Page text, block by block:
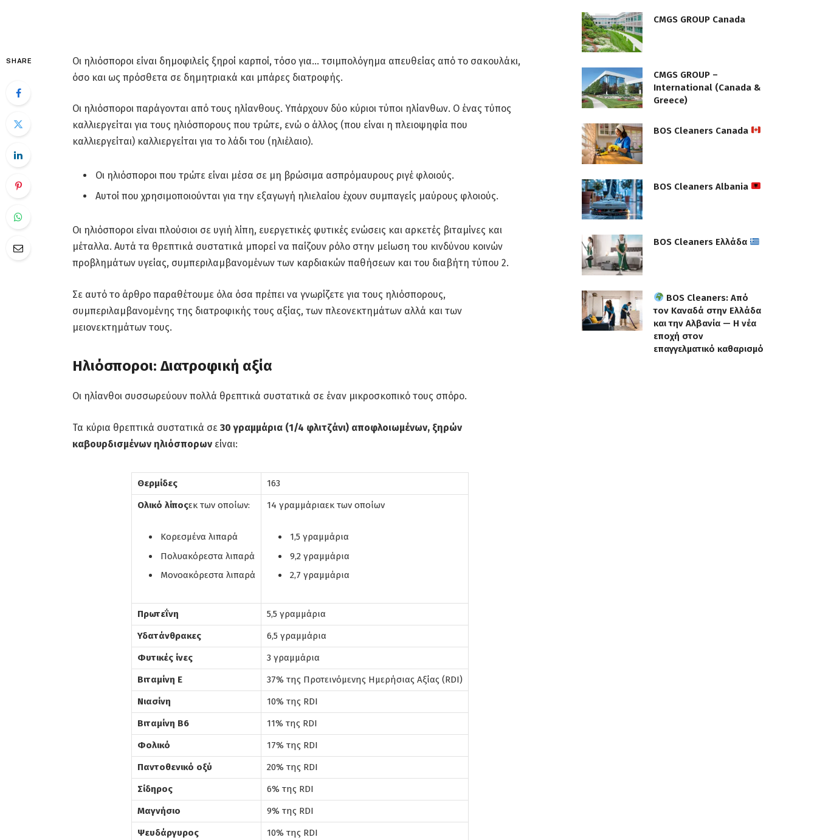
SHARE
Οι ηλιόσποροι είναι δημοφιλείς ξηροί καρποί, τόσο για… τσιμπολόγημα απευθείας από το σακουλάκι,
όσο και ως πρόσθετα σε δημητριακά και μπάρες διατροφής.
Οι ηλιόσποροι παράγονται από τους ηλίανθους. Υπάρχουν δύο κύριοι τύποι ηλίανθων. Ο ένας τύπος
καλλιεργείται για τους ηλιόσπορους που τρώτε, ενώ ο άλλος (που είναι η πλειοψηφία που
καλλιεργείται) καλλιεργείται για το λάδι του (ηλιέλαιο).
Οι ηλιόσποροι που τρώτε είναι μέσα σε μη βρώσιμα ασπρόμαυρους ριγέ φλοιούς.
Αυτοί που χρησιμοποιούνται για την εξαγωγή ηλιελαίου έχουν συμπαγείς μαύρους φλοιούς.
Οι ηλιόσποροι είναι πλούσιοι σε υγιή λίπη, ευεργετικές φυτικές ενώσεις και αρκετές βιταμίνες και
μέταλλα. Αυτά τα θρεπτικά συστατικά μπορεί να παίζουν ρόλο στην μείωση του κινδύνου κοινών
προβλημάτων υγείας, συμπεριλαμβανομένων των καρδιακών παθήσεων και του διαβήτη τύπου 2.
Σε αυτό το άρθρο παραθέτουμε όλα όσα πρέπει να γνωρίζετε για τους ηλιόσπορους,
συμπεριλαμβανομένης της διατροφικής τους αξίας, των πλεονεκτημάτων αλλά και των
μειονεκτημάτων τους.
Ηλιόσποροι: Διατροφική αξία
Οι ηλίανθοι συσσωρεύουν πολλά θρεπτικά συστατικά σε έναν μικροσκοπικό τους σπόρο.
Τα κύρια θρεπτικά συστατικά σε 30 γραμμάρια (1/4 φλιτζάνι) αποφλοιωμένων, ξηρών
καβουρδισμένων ηλιόσπορωνείναι:
Θερμίδες
163
Ολικό λίποςεκ των οποίων:
Κορεσμένα λιπαρά
Πολυακόρεστα λιπαρά
Μονοακόρεστα λιπαρά
14 γραμμάριαεκ των οποίων
1,5 γραμμάρια
9,2 γραμμάρια
2,7 γραμμάρια
Πρωτεΐνη
5,5 γραμμάρια
Υδατάνθρακες
6,5 γραμμάρια
Φυτικές ίνες
3 γραμμάρια
Βιταμίνη Ε
37% της Προτεινόμενης Ημερήσιας Αξίας (RDI)
Νιασίνη
10% της RDI
Βιταμίνη Β6
11% της RDI
Φολικό
17% της RDI
Παντοθενικό οξύ
20% της RDI
Σίδηρος
6% της RDI
Μαγνήσιο
9% της RDI
Ψευδάργυρος
10% της RDI
CMGS GROUP Canada
CMGS GROUP –
International (Canada &
Greece)
BOS Cleaners Canada
BOS Cleaners Albania
BOS Cleaners Ελλάδα
BOS Cleaners: Από
τον Καναδά στην Ελλάδα
και την Αλβανία — Η νέα
εποχή στον
επαγγελματικό καθαρισμό